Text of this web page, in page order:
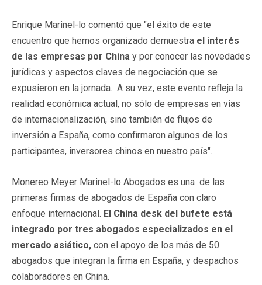
Enrique Marinel-lo comentó que "el éxito de este
encuentro que hemos organizado demuestra el interés
de las empresas por China y por conocer las novedades
jurídicas y aspectos claves de negociación que se
expusieron en la jornada. A su vez, este evento refleja la
realidad económica actual, no sólo de empresas en vías
de internacionalización, sino también de flujos de
inversión a España, como confirmaron algunos de los
participantes, inversores chinos en nuestro país".
Monereo Meyer Marinel-lo Abogados es una de las
primeras firmas de abogados de España con claro
enfoque internacional. El China desk del bufete está
integrado por tres abogados especializados en el
mercado asiático, con el apoyo de los más de 50
abogados que integran la firma en España, y despachos
colaboradores en China.